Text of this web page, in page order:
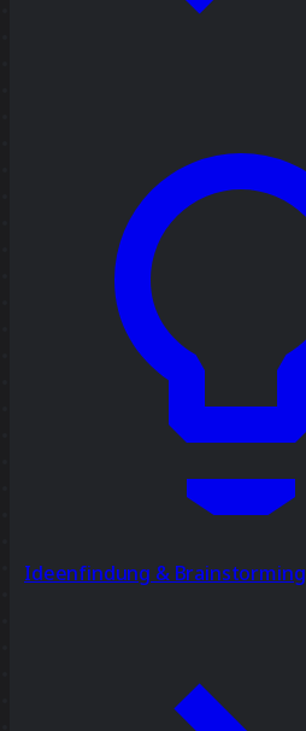
Ideenfindung & Brainstorming